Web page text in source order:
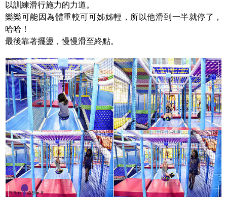
以訓練滑行施力的力道。
樂樂可能因為體重較可可姊姊輕，所以他滑到一半就停了，
哈哈！
最後靠著擺盪，慢慢滑至終點。